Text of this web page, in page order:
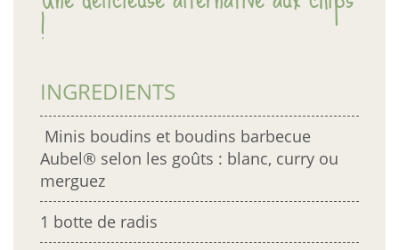
E-magazine
Contact
Facebook
!
INGREDIENTS
Minis boudins et boudins barbecue
Aubel® selon les goûts : blanc, curry ou
merguez
1 botte de radis